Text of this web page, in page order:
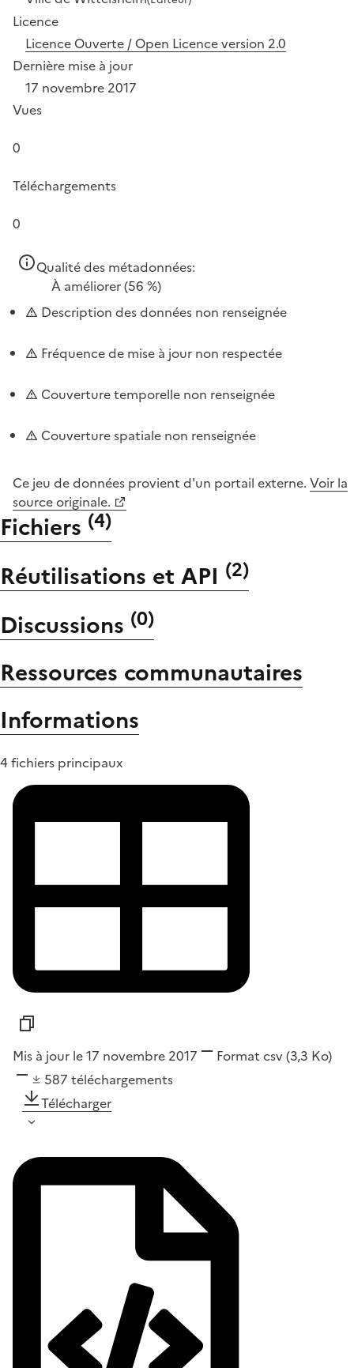
Licence
Licence Ouverte / Open Licence version 2.0
Dernière mise à jour
17 novembre 2017
Vues
0
Téléchargements
0
Qualité des métadonnées:
À améliorer(56 %)
Description des données non renseignée
Fréquence de mise à jour non respectée
Couverture temporelle non renseignée
Couverture spatiale non renseignée
Ce jeu de données provient d'un portail externe. Voir la
source originale.
Fichiers (4)
Réutilisations et API (2)
Discussions (0)
Ressources communautaires
Informations
4 fichiers principaux
Mis à jour le 17 novembre 2017 Format csv(3,3 Ko)
587 téléchargements
Télécharger